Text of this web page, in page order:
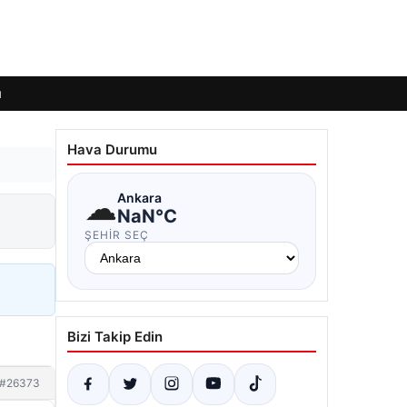
#26373
Hava Durumu
☁Ankara
NaN°C
ŞEHIR SEÇ
Bizi Takip Edin